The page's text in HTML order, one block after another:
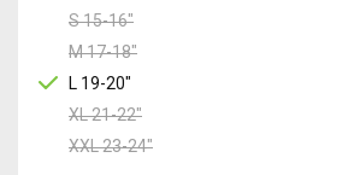
S 15-16"
M 17-18"
L 19-20"
XL 21-22"
XXL 23-24"